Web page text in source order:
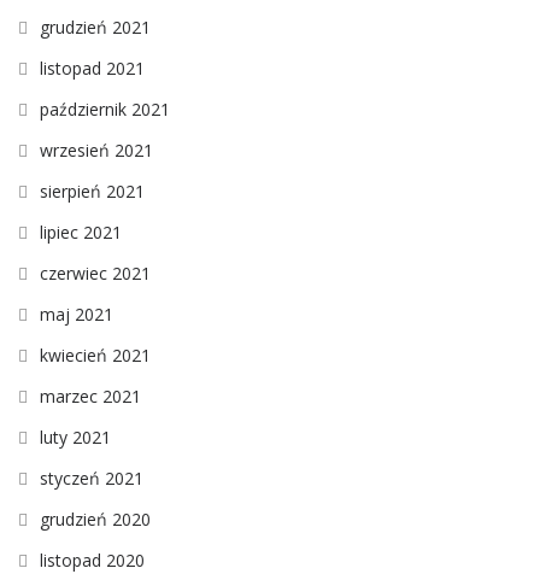
grudzień 2021
listopad 2021
październik 2021
wrzesień 2021
sierpień 2021
lipiec 2021
czerwiec 2021
maj 2021
kwiecień 2021
marzec 2021
luty 2021
styczeń 2021
grudzień 2020
listopad 2020